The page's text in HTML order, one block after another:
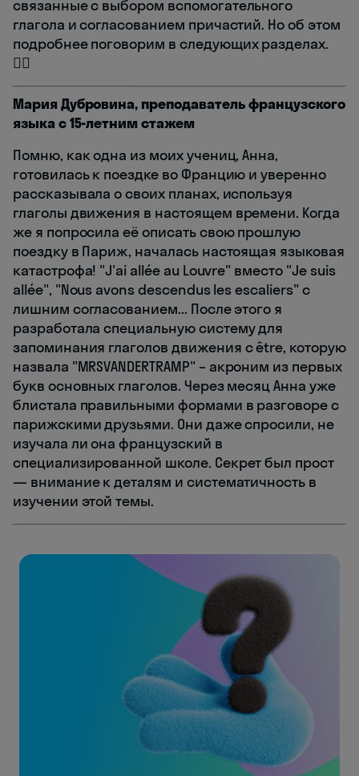
связанные с выбором вспомогательного
глагола и согласованием причастий. Но об этом
подробнее поговорим в следующих разделах.
🚶‍♂️
Мария Дубровина, преподаватель французского
языка с 15-летним стажем
Помню, как одна из моих учениц, Анна,
готовилась к поездке во Францию и уверенно
рассказывала о своих планах, используя
глаголы движения в настоящем времени. Когда
же я попросила её описать свою прошлую
поездку в Париж, началась настоящая языковая
катастрофа! "J'ai allée au Louvre" вместо "Je suis
allée", "Nous avons descendus les escaliers" с
лишним согласованием... После этого я
разработала специальную систему для
запоминания глаголов движения с être, которую
назвала "MRSVANDERTRAMP" – акроним из первых
букв основных глаголов. Через месяц Анна уже
блистала правильными формами в разговоре с
парижскими друзьями. Они даже спросили, не
изучала ли она французский в
специализированной школе. Секрет был прост
— внимание к деталям и систематичность в
изучении этой темы.